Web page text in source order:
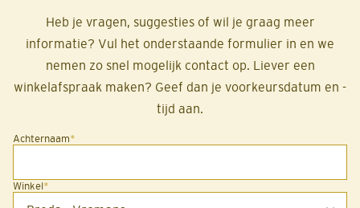
Heb je vragen, suggesties of wil je graag meer
informatie? Vul het onderstaande formulier in en we
nemen zo snel mogelijk contact op. Liever een
winkelafspraak maken? Geef dan je voorkeursdatum en -
tijd aan.
Achternaam*
Winkel*